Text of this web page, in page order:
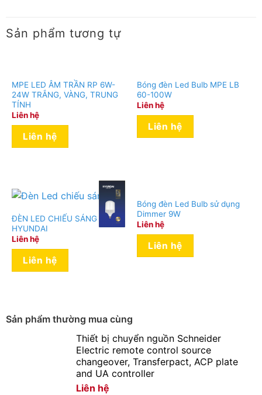
phối Đèn led Duhal tại Bình Dương với dịch vụ hậu mãi
Giá cạnh tranh nhất trong khu vực.
Giao hàng nhanh chóng.
Sản phẩm tương tự
MPE LED ÂM TRẦN RP 6W-
24W TRẮNG, VÀNG, TRUNG
TÍNH
Liên hệ
Liên hệ
Bóng đèn Led Bulb MPE LB
60-100W
Liên hệ
Liên hệ
ĐÈN LED CHIẾU SÁNG
HYUNDAI
Liên hệ
Liên hệ
Bóng đèn Led Bulb sử dụng
Dimmer 9W
Liên hệ
Liên hệ
Sản phẩm thường mua cùng
Thiết bị chuyển nguồn Schneider
Electric remote control source
changeover, Transferpact, ACP plate
and UA controller
Liên hệ